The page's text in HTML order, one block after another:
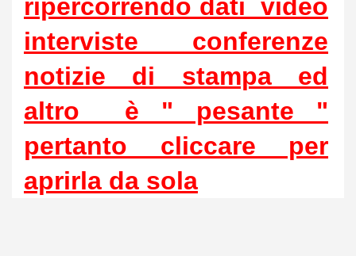
ripercorrendo dati video
interviste conferenze
notizie di stampa ed
altro è " pesante "
pertanto cliccare per
aprirla da sola